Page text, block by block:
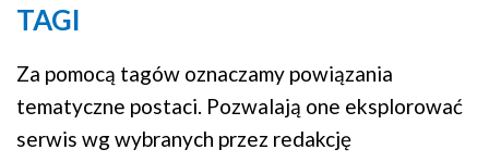
TAGI
Za pomocą tagów oznaczamy powiązania
tematyczne postaci. Pozwalają one eksplorować
serwis wg wybranych przez redakcję